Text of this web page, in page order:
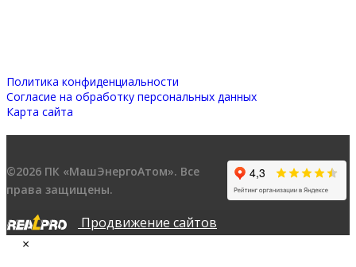
Политика конфиденциальности
Согласие на обработку персональных данных
Карта сайта
©2026 ПК «МашЭнергоАтом». Все
права защищены.
Продвижение сайтов
×